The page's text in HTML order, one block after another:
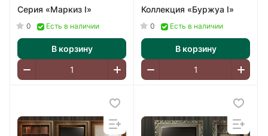
Серия «Маркиз I»
0 Есть в наличии
В корзину
Коллекция «Буржуа I»
0 Есть в наличии
В корзину